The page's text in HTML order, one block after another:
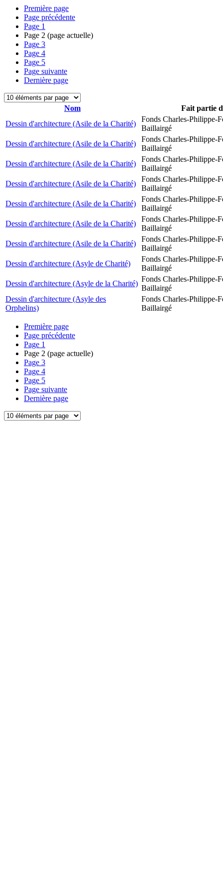
Première page
Page précédente
Page 1
Page 2 (page actuelle)
Page 3
Page 4
Page 5
Page suivante
Dernière page
Nom
Fait partie
Dessin d'architecture (Asile de la Charité)
Fonds Charles-Philippe-
Baillairgé
Dessin d'architecture (Asile de la Charité)
Fonds Charles-Philippe-
Baillairgé
Dessin d'architecture (Asile de la Charité)
Fonds Charles-Philippe-
Baillairgé
Dessin d'architecture (Asile de la Charité)
Fonds Charles-Philippe-
Baillairgé
Dessin d'architecture (Asile de la Charité)
Fonds Charles-Philippe-
Baillairgé
Dessin d'architecture (Asile de la Charité)
Fonds Charles-Philippe-
Baillairgé
Dessin d'architecture (Asile de la Charité)
Fonds Charles-Philippe-
Baillairgé
Dessin d'architecture (Asyle de Charité)
Fonds Charles-Philippe-
Baillairgé
Dessin d'architecture (Asyle de la Charité)
Fonds Charles-Philippe-
Baillairgé
Dessin d'architecture (Asyle des
Orphelins)
Fonds Charles-Philippe-
Baillairgé
Première page
Page précédente
Page 1
Page 2 (page actuelle)
Page 3
Page 4
Page 5
Page suivante
Dernière page